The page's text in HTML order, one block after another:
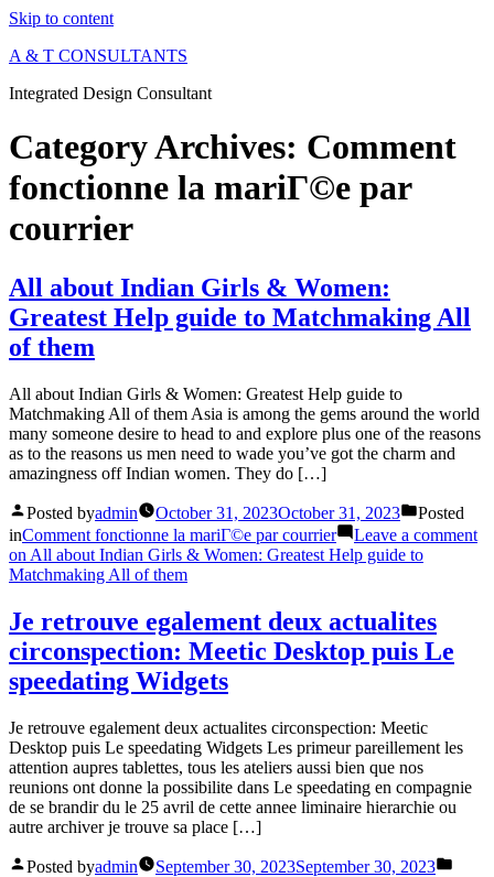
Skip to content
A & T CONSULTANTS
Integrated Design Consultant
Category Archives: Comment
fonctionne la mariГ©e par
courrier
All about Indian Girls & Women:
Greatest Help guide to Matchmaking All
of them
All about Indian Girls & Women: Greatest Help guide to
Matchmaking All of them Asia is among the gems around the world
many someone desire to head to and explore plus one of the reasons
as to the reasons us men need to wade you’ve got the charm and
amazingness off Indian women. They do […]
Posted byadmin October 31, 2023October 31, 2023
Posted
inComment fonctionne la mariГ©e par courrier
Leave a comment
on All about Indian Girls & Women: Greatest Help guide to
Matchmaking All of them
Je retrouve egalement deux actualites
circonspection: Meetic Desktop puis Le
speedating Widgets
Je retrouve egalement deux actualites circonspection: Meetic
Desktop puis Le speedating Widgets Les primeur pareillement les
attention aupres tablettes, tous les ateliers aussi bien que nos
reunions ont donne la possibilite dans Le speedating en compagnie
de se brandir du le 25 avril de cette annee liminaire hierarchie ou
autre archiver je trouve sa place […]
Posted byadmin September 30, 2023September 30, 2023